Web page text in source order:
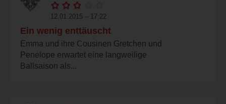
12.01.2015 – 17:22
Ein wenig enttäuscht
Emma und ihre Cousinen Gretchen und
Penelope erwartet eine langweilige
Ballsaison als...